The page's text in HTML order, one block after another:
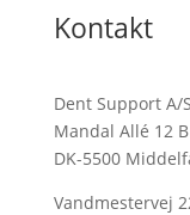
Kontakt
Dent Support A/S
Mandal Allé 12 B
DK-5500
Vandmestervej